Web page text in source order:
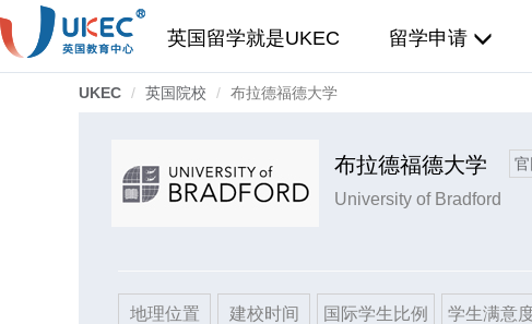
英国留学就是UKEC 留学申请
UKEC 英国院校 布拉德福德大学
布拉德福德大学 官
University of Bradford
地理位置
建校时间
国际学生比例
学生满意